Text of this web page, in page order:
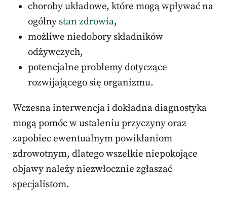
choroby układowe, które mogą wpływać na
ogólny stan zdrowia,
możliwe niedobory składników
odżywczych,
potencjalne problemy dotyczące
rozwijającego się organizmu.
Wczesna interwencja i dokładna diagnostyka
mogą pomóc w ustaleniu przyczyny oraz
zapobiec ewentualnym powikłaniom
zdrowotnym, dlatego wszelkie niepokojące
objawy należy niezwłocznie zgłaszać
specjalistom.